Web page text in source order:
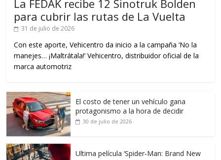
La FEDAK recibe 12 Sinotruk Bolden
para cubrir las rutas de La Vuelta
31 de julio de 2026
Con este aporte, Vehicentro da inicio a la campaña ‘No la
manejes… ¡Maltrátala!’ Vehicentro, distribuidor oficial de la
marca automotriz
El costo de tener un vehículo gana
protagonismo a la hora de decidir
30 de julio de 2026
Ultima película ‘Spider‑Man: Brand New